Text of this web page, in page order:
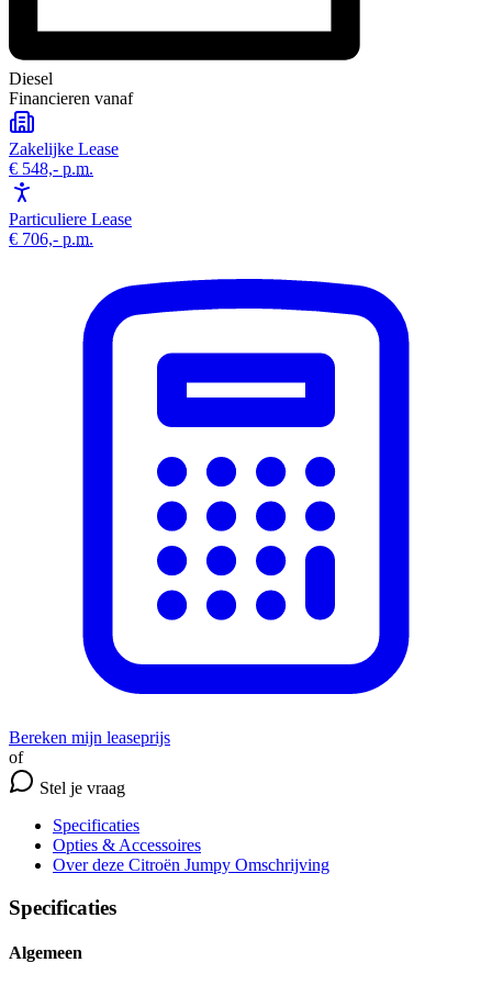
Diesel
Financieren vanaf
Zakelijke Lease
€ 548,- p.m.
Particuliere Lease
€ 706,- p.m.
Bereken mijn leaseprijs
of
Stel je vraag
Specificaties
Opties & Accessoires
Over deze Citroën Jumpy Omschrijving
Specificaties
Algemeen